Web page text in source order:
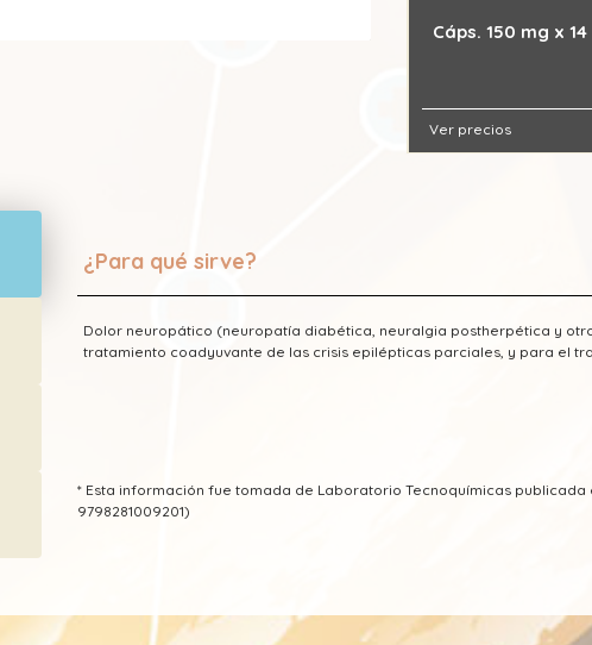
Cáps. 150 mg x 14
Ver precios
¿Para qué sirve?
Dolor neuropático (neuropatía diabética, neuralgia postherpética y
tratamiento coadyuvante de las crisis epilépticas parciales, y para el
* Esta información fue tomada de Laboratorio Tecnoquímicas
9798281009201)